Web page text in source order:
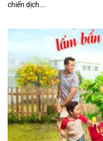
chiến dịch...